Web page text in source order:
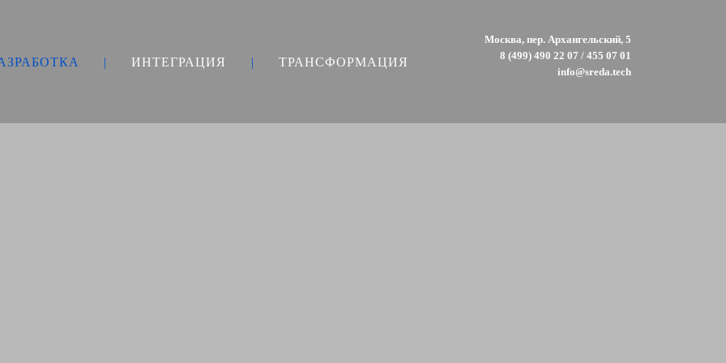
Москва, пер. Архангельский, 5
8 (499) 490 22 07 / 455 07 01
info@sreda.tech
| ИНТЕГРАЦИЯ | ТРАНСФОРМАЦИЯ